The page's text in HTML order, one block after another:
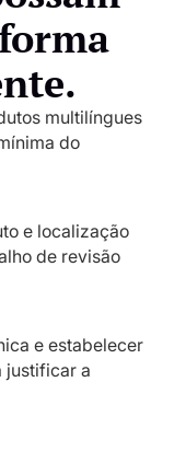
multilíngues
do
e localização
de revisão
e estabelecer
justificar a